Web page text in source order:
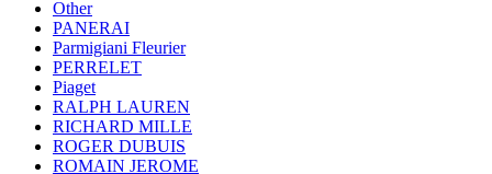
Other
PANERAI
Parmigiani Fleurier
PERRELET
Piaget
RALPH LAUREN
RICHARD MILLE
ROGER DUBUIS
ROMAIN JEROME